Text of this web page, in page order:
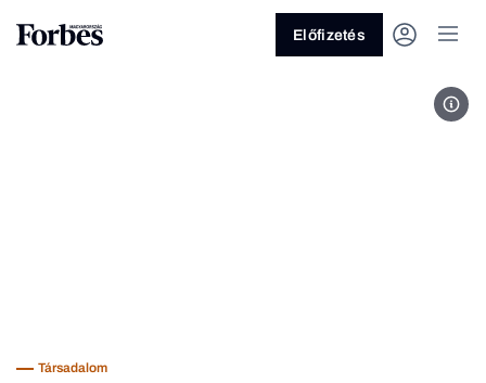
Üzlet
Előfizetés
Társadalom